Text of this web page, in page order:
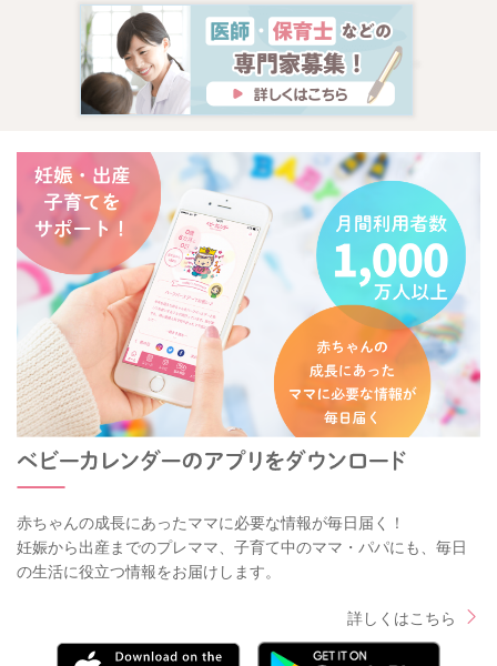
赤ちゃんの成長にあったママに必要な情報が毎日届く！
妊娠から出産までのプレママ、子育て中のママ・パパにも、毎日
の生活に役立つ情報をお届けします。
詳しくはこちら